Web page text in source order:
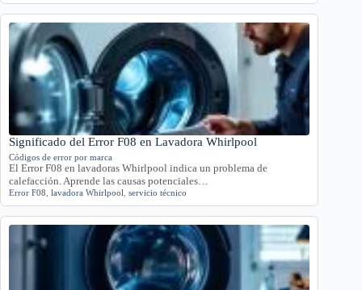
Significado del Error F08 en Lavadora Whirlpool
Códigos de error por marca
El Error F08 en lavadoras Whirlpool indica un problema de
calefacción. Aprende las causas potenciales…
Error F08 lavadora Whirlpool servicio técnico